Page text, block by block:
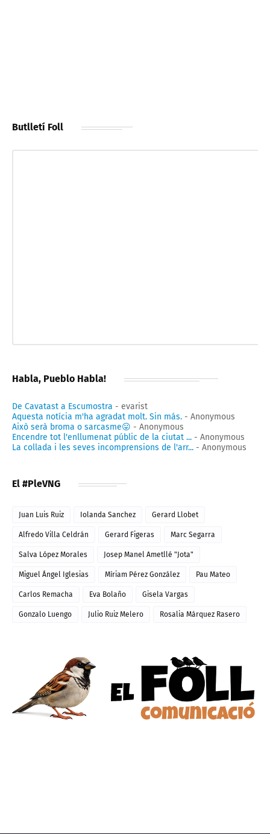
Butlletí Foll
Habla, Pueblo Habla!
De Cavatast a Escumostra - evarist
Aquesta notícia m'ha agradat molt. Sin más. - Anonymous
Això serà broma o sarcasme😛 - Anonymous
Encendre tot l'enllumenat públic de la ciutat ... - Anonymous
La collada i les seves incomprensions de l'arr... - Anonymous
El #PleVNG
Juan Luis Ruiz Iolanda Sanchez Gerard Llobet
Alfredo Villa Celdrán Gerard Figeras Marc Segarra
Salva López Morales Josep Manel Ametllé "Jota"
Miguel Ángel Iglesias Míriam Pérez González Pau Mateo
Carlos Remacha Eva Bolaño Gisela Vargas
Gonzalo Luengo Julio Ruiz Melero Rosalia Márquez Rasero